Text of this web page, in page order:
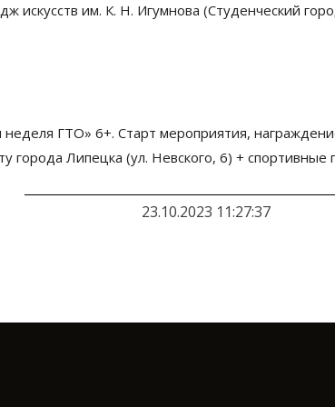
искусств им. К. Н. Игумнова (Студенческий
неделя ГТО» 6+. Старт мероприятия,
города Липецка (ул. Невского, 6) + спортивные
23.10.2023 11:27:37